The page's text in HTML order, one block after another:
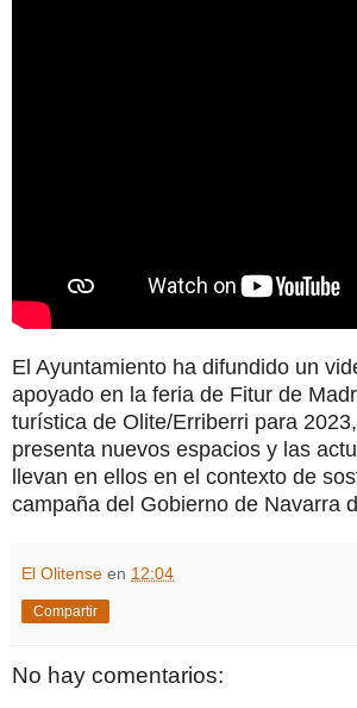
El Ayuntamiento ha difundido un
apoyado en la feria de Fitur de
turística de Olite/Erriberri para
presenta nuevos espacios y las
llevan en ellos en el contexto de
campaña del Gobierno de Navarra
El Olitense en 12:04
Compartir
No hay comentarios: